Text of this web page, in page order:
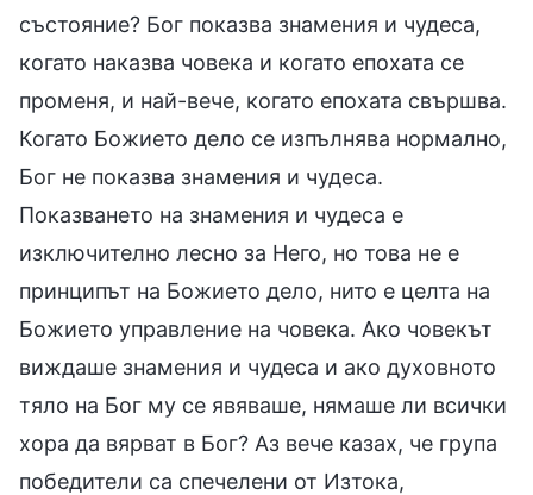
състояние? Бог показва знамения и чудеса,
когато наказва човека и когато епохата се
променя, и най-вече, когато епохата свършва.
Когато Божието дело се изпълнява нормално,
Бог не показва знамения и чудеса.
Показването на знамения и чудеса е
изключително лесно за Него, но това не е
принципът на Божието дело, нито е целта на
Божието управление на човека. Ако човекът
виждаше знамения и чудеса и ако духовното
тяло на Бог му се явяваше, нямаше ли всички
хора да вярват в Бог? Аз вече казах, че група
победители са спечелени от Изтока,